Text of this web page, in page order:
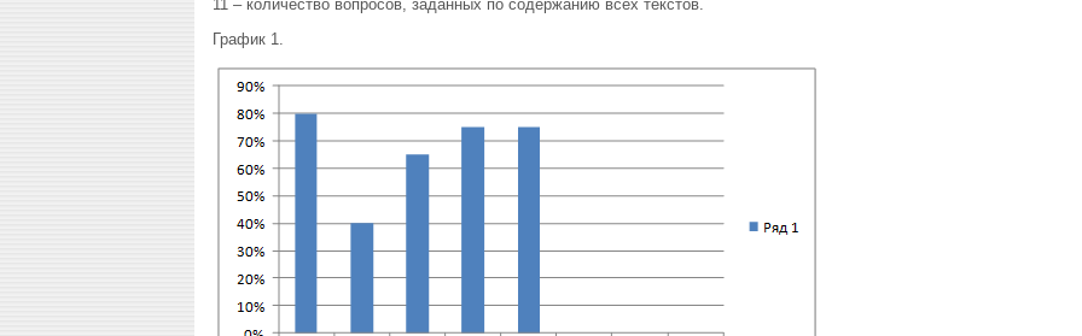
11 – количество вопросов, заданных по содержанию всех текстов.
График 1.